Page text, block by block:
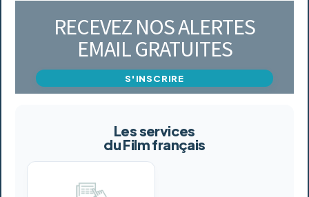
RECEVEZ NOS ALERTES
EMAIL GRATUITES
S'INSCRIRE
Les services
du Film français